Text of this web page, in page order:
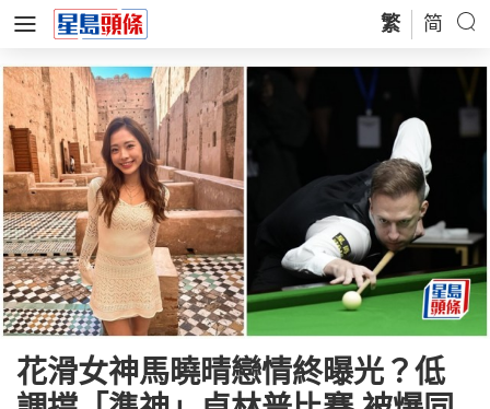
繁 简
花滑女神馬曉晴戀情終曝光？低